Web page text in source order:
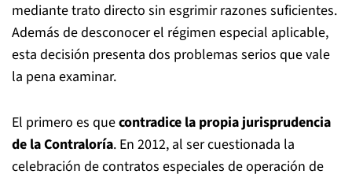
mediante trato directo sin esgrimir razones suficientes.
Además de desconocer el régimen especial aplicable,
esta decisión presenta dos problemas serios que vale
la pena examinar.
El primero es quecontradice la propia jurisprudencia
de la Contraloría. En 2012, al ser cuestionada la
celebración de contratos especiales de operación de